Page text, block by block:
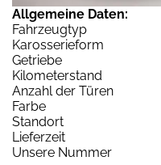
Allgemeine Daten:
Fahrzeugtyp
Karosserieform
Getriebe
Kilometerstand
Anzahl der Türen
Farbe
Standort
Lieferzeit
Unsere Nummer